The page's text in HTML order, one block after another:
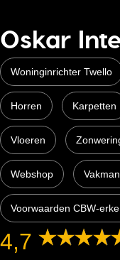
Oskar
Woninginrichter Twello
Horren Karpetten
Vloeren
Webshop
Voorwaarden CBW-
4,7